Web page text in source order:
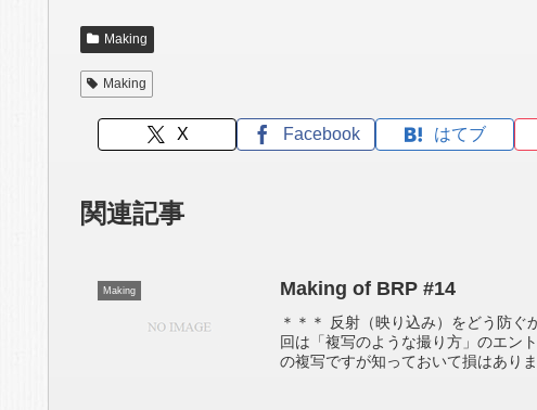
Making
Making
X Facebook はてブ
関連記事
Making Making of BRP #14
＊＊＊ 反射（映り込み）をどう防
回は「複写のような撮り方」のエン
の複写ですが知っておいて損はあり